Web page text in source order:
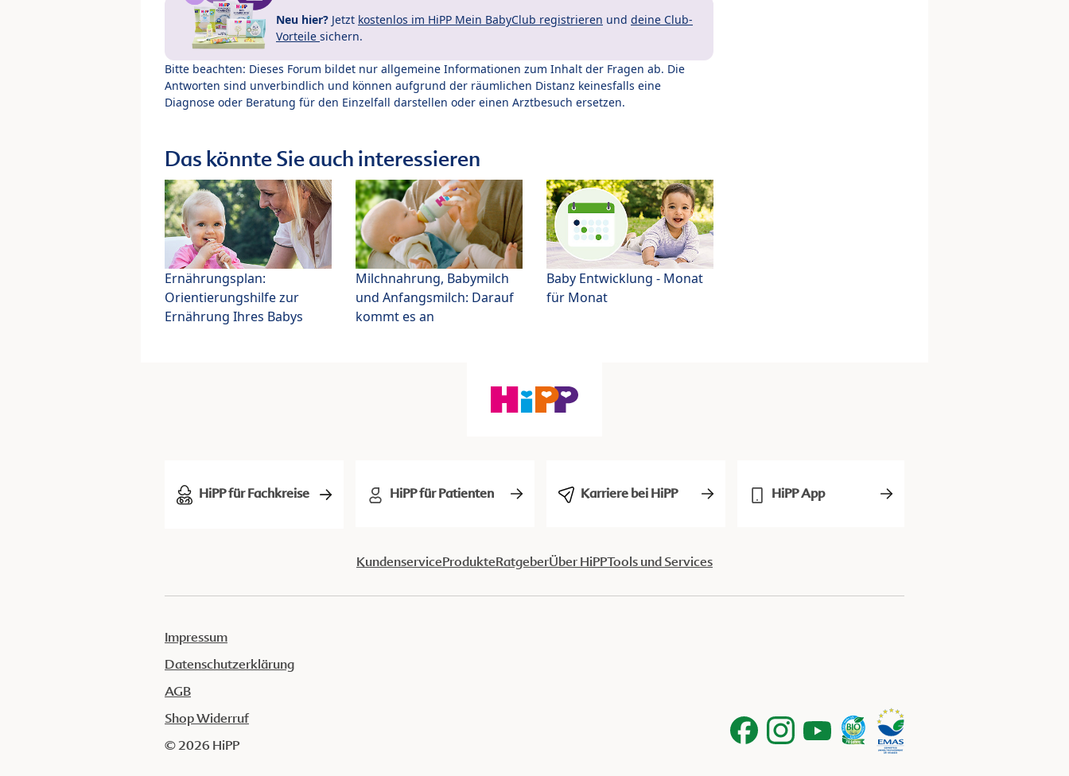
Neu hier? Jetzt kostenlos im HiPP Mein BabyClub registrieren und deine Club-
Vorteile sichern.
Bitte beachten: Dieses Forum bildet nur allgemeine Informationen zum Inhalt der Fragen ab. Die
Antworten sind unverbindlich und können aufgrund der räumlichen Distanz keinesfalls eine
Diagnose oder Beratung für den Einzelfall darstellen oder einen Arztbesuch ersetzen.
Das könnte Sie auch interessieren
Ernährungsplan:
Orientierungshilfe zur
Ernährung Ihres Babys
Milchnahrung, Babymilch
und Anfangsmilch: Darauf
kommt es an
Baby Entwicklung - Monat
für Monat
HiPP für Fachkreise HiPP für Patienten Karriere bei HiPP HiPP App
KundenserviceProdukteRatgeberÜber HiPPTools und Services
Impressum
Datenschutzerklärung
AGB
Shop Widerruf
© 2026 HiPP